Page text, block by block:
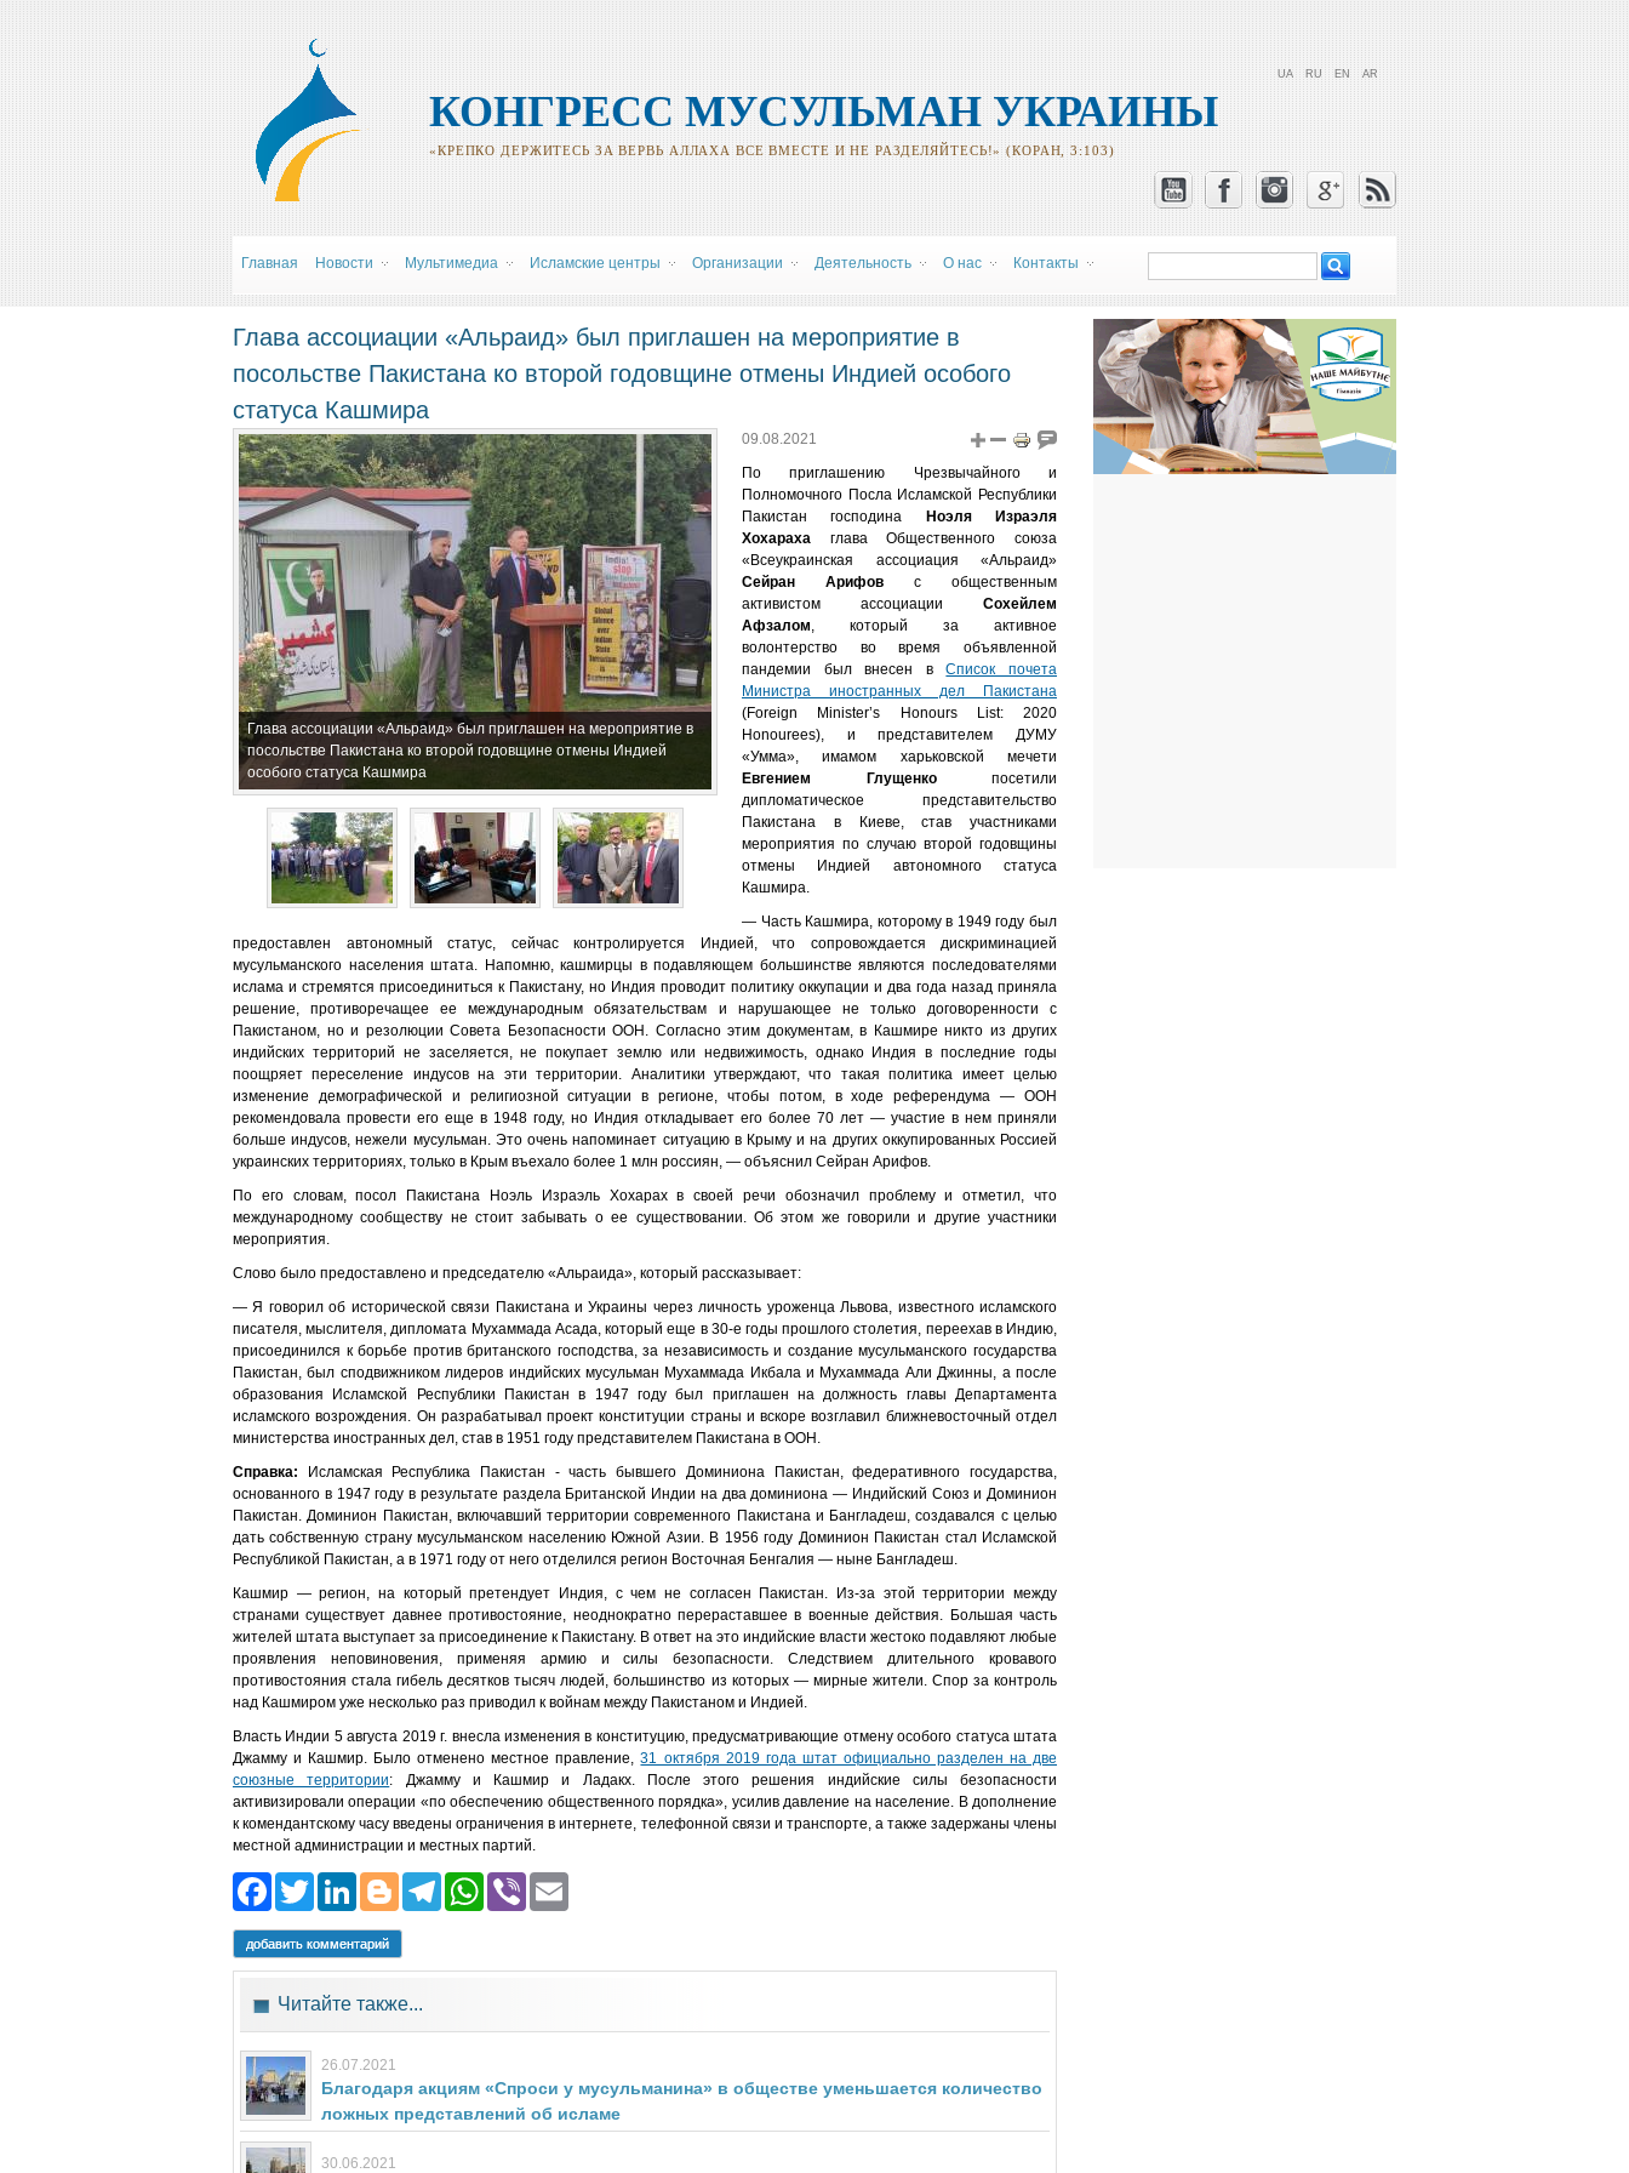
КОНГРЕСС МУСУЛЬМАН УКРАИНЫ
«КРЕПКО ДЕРЖИТЕСЬ ЗА ВЕРВЬ АЛЛАХА ВСЕ ВМЕСТЕ И НЕ РАЗДЕЛЯЙТЕСЬ!» (КОРАН, 3:103)
UA RU EN AR
Главная Новости Мультимедиа Исламские центры Oрганизации Деятельность О нас Контакты Форма поиска
Глава ассоциации «Альраид» был приглашен на мероприятие в
посольстве Пакистана ко второй годовщине отмены Индией особого
статуса Кашмира
Глава ассоциации «Альраид» был приглашен на мероприятие в
посольстве Пакистана ко второй годовщине отмены Индией
особого статуса Кашмира
09.08.2021
По приглашению Чрезвычайного и
Полномочного Посла Исламской Республики
Пакистан господина
Ноэля Израэля
Хохараха глава Общественного союза
«Всеукраинская ассоциация «Альраид»
Сейран Арифов с общественным
активистом ассоциации Сохейлем
Афзалом, который за активное
волонтерство во время объявленной
пандемии был внесен вСписок почета
Министра иностранных дел Пакистана
(Foreign Minister’s Honours List: 2020
Honourees), и представителем ДУМУ
«Умма», имамом харьковской мечети
Евгением Глущенкопосетили
дипломатическое представительство
Пакистана в Киеве, став участниками
мероприятия по случаю второй годовщины
отмены Индией автономного статуса
Кашмира.
— Часть Кашмира, которому в 1949 году был
предоставлен автономный статус, сейчас контролируется Индией, что сопровождается дискриминацией
мусульманского населения штата. Напомню, кашмирцы в подавляющем большинстве являются последователями
ислама и стремятся присоединиться к Пакистану, но Индия проводит политику оккупации и два года назад приняла
решение, противоречащее ее международным обязательствам и нарушающее не только договоренности с
Пакистаном, но и резолюции Совета Безопасности ООН. Согласно этим документам, в Кашмире никто из других
индийских территорий не заселяется, не покупает землю или недвижимость, однако Индия в последние годы
поощряет переселение индусов на эти территории. Аналитики утверждают, что такая политика имеет целью
изменение демографической и религиозной ситуации в регионе, чтобы потом, в ходе референдума — ООН
рекомендовала провести его еще в 1948 году, но Индия откладывает его более 70 лет — участие в нем приняли
больше индусов, нежели мусульман. Это очень напоминает ситуацию в Крыму и на других оккупированных Россией
украинских территориях, только в Крым въехало более 1 млн россиян, — объяснил Сейран Арифов.
По его словам, посол Пакистана Ноэль Израэль Хохарах в своей речи обозначил проблему и отметил, что
международному сообществу не стоит забывать о ее существовании. Об этом же говорили и другие участники
мероприятия.
Слово было предоставлено и председателю «Альраида», который рассказывает:
— Я говорил об исторической связи Пакистана и Украины через личность уроженца Львова, известного исламского
писателя, мыслителя, дипломата Мухаммада Асада, который еще в 30-е годы прошлого столетия, переехав в Индию,
присоединился к борьбе против британского господства, за независимость и создание мусульманского государства
Пакистан, был сподвижником лидеров индийских мусульман Мухаммада Икбала и Мухаммада Али Джинны, а после
образования Исламской Республики Пакистан в 1947 году был приглашен на должность главы Департамента
исламского возрождения. Он разрабатывал проект конституции страны и вскоре возглавил ближневосточный отдел
министерства иностранных дел, став в 1951 году представителем Пакистана в ООН.
Справка: Исламская Республика Пакистан - часть бывшего Доминиона Пакистан, федеративного государства,
основанного в 1947 году в результате раздела Британской Индии на два доминиона — Индийский Союз и Доминион
Пакистан. Доминион Пакистан, включавший территории современного Пакистана и Бангладеш, создавался с целью
дать собственную страну мусульманском населению Южной Азии. В 1956 году Доминион Пакистан стал Исламской
Республикой Пакистан, а в 1971 году от него отделился регион Восточная Бенгалия — ныне Бангладеш.
Кашмир — регион, на который претендует Индия, с чем не согласен Пакистан. Из-за этой территории между
странами существует давнее противостояние, неоднократно перераставшее в военные действия. Большая часть
жителей штата выступает за присоединение к Пакистану. В ответ на это индийские власти жестоко подавляют любые
проявления неповиновения, применяя армию и силы безопасности. Следствием длительного кровавого
противостояния стала гибель десятков тысяч людей, большинство из которых — мирные жители. Спор за контроль
над Кашмиром уже несколько раз приводил к войнам между Пакистаном и Индией.
Власть Индии 5 августа 2019 г. внесла изменения в конституцию, предусматривающие отмену особого статуса штата
Джамму и Кашмир. Было отменено местное правление,31 октября 2019 года штат официально разделен на две
союзные территории: Джамму и Кашмир и Ладакх. После этого решения индийские силы безопасности
активизировали операции «по обеспечению общественного порядка», усилив давление на население. В дополнение
к комендантскому часу введены ограничения в интернете, телефонной связи и транспорте, а также задержаны члены
местной администрации и местных партий.
Facebook
Twitter
LinkedIn
Blogger
Telegram
WhatsApp
Viber
добавить комментарий
Читайте также...
26.07.2021
Благодаря акциям «Спроси у мусульманина» в обществе уменьшается количество
ложных представлений об исламе
30.06.2021